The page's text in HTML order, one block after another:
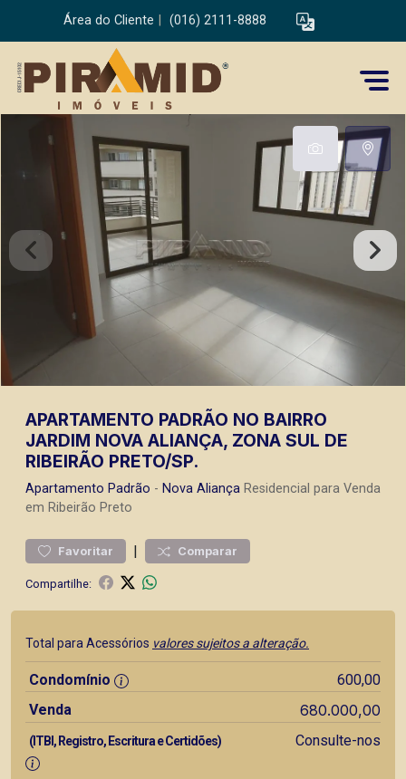
Área do Cliente (016) 2111-8888
APARTAMENTO PADRÃO NO BAIRRO
JARDIM NOVA ALIANÇA, ZONA SUL DE
RIBEIRÃO PRETO/SP.
Apartamento Padrão - Nova Aliança Residencial para Venda
em Ribeirão Preto
Favoritar | Comparar
Compartilhe:
Total para Acessórios valores sujeitos a alteração.
Condomínio
600,00
Venda
680.000,00
(ITBI, Registro, Escritura e Certidões) Consulte-nos